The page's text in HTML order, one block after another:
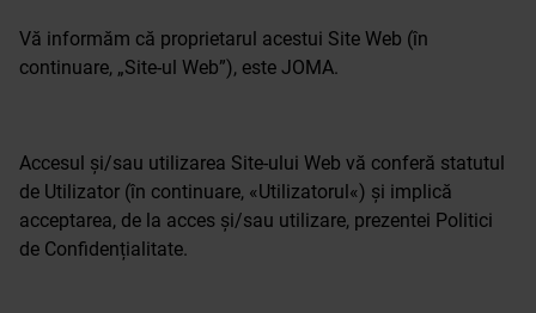
Vă informăm că proprietarul acestui Site Web (în
continuare, „Site-ul Web”), este JOMA.
Accesul și/sau utilizarea Site-ului Web vă conferă statutul
de Utilizator (în continuare, «Utilizatorul«) și implică
acceptarea, de la acces și/sau utilizare, prezentei Politici
de Confidențialitate.